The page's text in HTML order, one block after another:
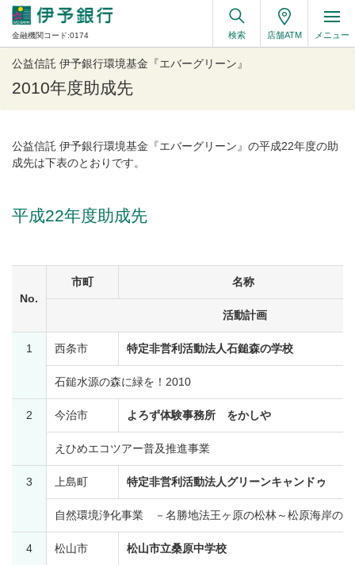
金融機関コード:0174 検索 店舗ATM メニュー
公益信託 伊予銀行環境基金『エバーグリーン』
2010年度助成先
公益信託 伊予銀行環境基金『エバーグリーン』の平成22年度の助
成先は下表のとおりです。
平成22年度助成先
No.
市町 名称
活動計画
1 西条市 特定非営利活動法人石鎚森の学校
石鎚水源の森に緑を！2010
2 今治市 よろず体験事務所 をかしや
えひめエコツアー普及推進事業
3 上島町 特定非営利活動法人グリーンキャンドゥ
自然環境浄化事業 －名勝地法王ヶ原の松林～松原海岸の
4 松山市 松山市立桑原中学校